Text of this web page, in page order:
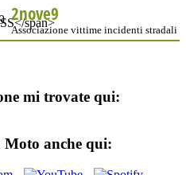
2nove9
Associazione vittime incidenti stradali
mi trovate qui:
Moto anche qui: